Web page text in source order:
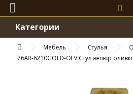
Категории
Мебель Стулья
76AR-6210GOLD-OLV Стул велюр